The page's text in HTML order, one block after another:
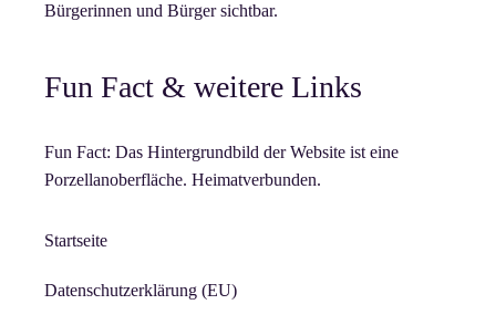
Bürgerinnen und Bürger sichtbar.
Fun Fact & weitere Links
Fun Fact: Das Hintergrundbild der Website ist eine
Porzellanoberfläche. Heimatverbunden.
Startseite
Datenschutzerklärung (EU)